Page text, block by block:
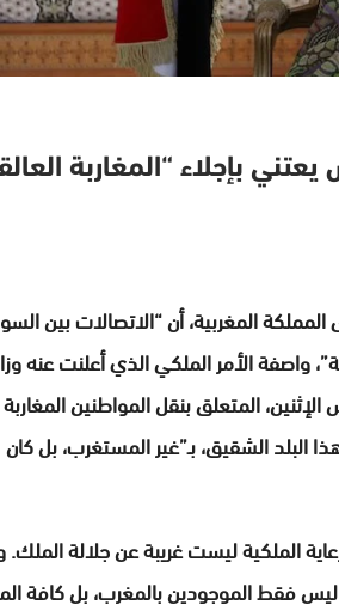
بإجلاء “المغاربة
المغربية، أن “الاتصالات بين
واصفة الأمر الملكي الذي أعلنت عنه
المتعلق بنقل المواطنين المغاربة
البلد الشقيق، بـ”غير المستغرب، بل كان
الملكية ليست غريبة عن جلالة الملك.
فقط الموجودين بالمغرب، بل كافة